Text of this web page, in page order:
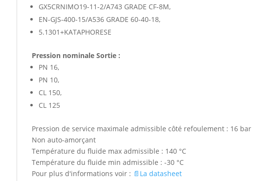
GX5CRNIMO19-11-2/A743 GRADE CF-8M,
EN-GJS-400-15/A536 GRADE 60-40-18,
5.1301+KATAPHORESE
Pression nominale Sortie :
PN 16,
PN 10,
CL 150,
CL 125
Pression de service maximale admissible côté refoulement : 16 bar
Non auto-amorçant
Température du fluide max admissible : 140 °C
Température du fluide min admissible : -30 °C
Pour plus d'informations voir : 📄La datasheet